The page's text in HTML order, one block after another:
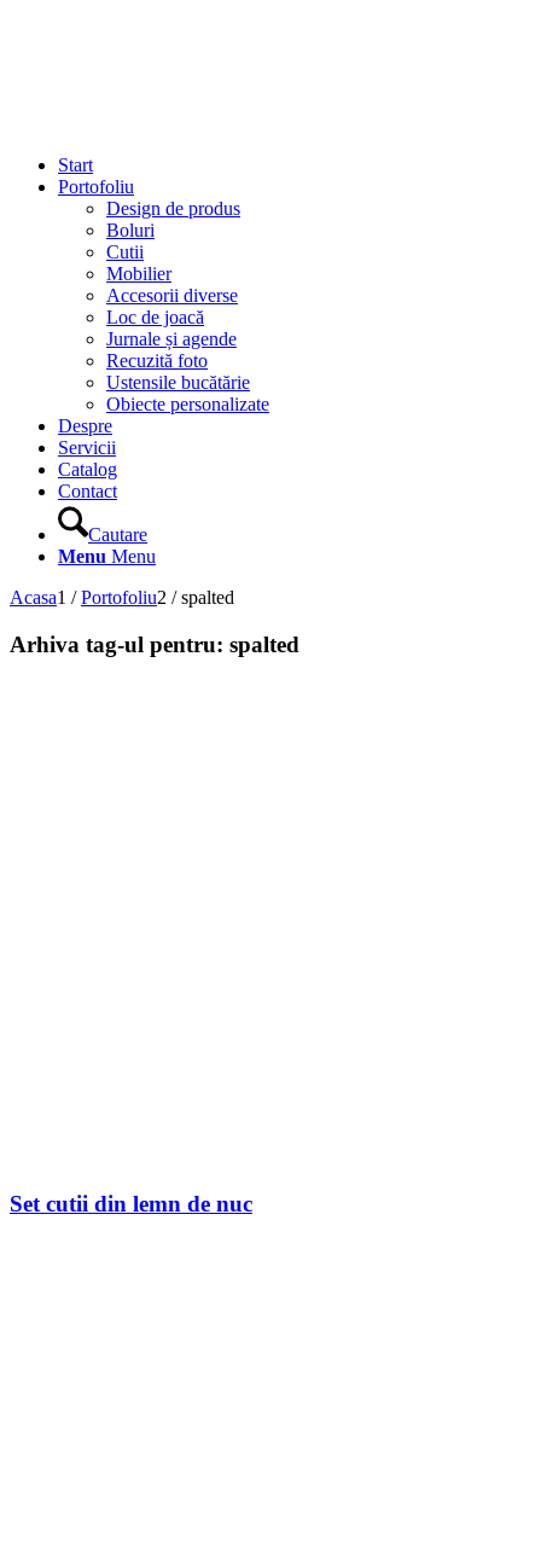
Start
Portofoliu
Design de produs
Boluri
Cutii
Mobilier
Accesorii diverse
Loc de joacă
Jurnale și agende
Recuzită foto
Ustensile bucătărie
Obiecte personalizate
Despre
Servicii
Catalog
Contact
Cautare
Menu Menu
Acasa1 / Portofoliu2 / spalted
Arhiva tag-ul pentru: spalted
Set cutii din lemn de nuc